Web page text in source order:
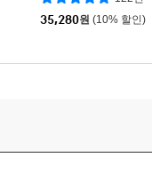
35,280원 (10% 할인)